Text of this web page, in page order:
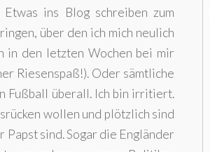
ins Blog schreiben zum
über den ich mich neulich
in den letzten Wochen bei mir
Riesenspaß!). Oder sämtliche
Fußball überall. Ich bin irritiert.
wollen und plötzlich sind
sind. Sogar die Engländer